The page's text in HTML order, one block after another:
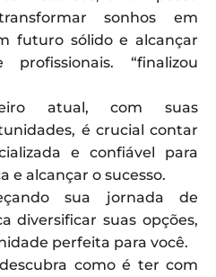
sonhos em
futuro sólido e alcançar
“finalizou
atual, com suas
é crucial contar
e confiável para
e alcançar o sucesso.
sua jornada de
diversificar suas opções,
perfeita para você.
como é ter com